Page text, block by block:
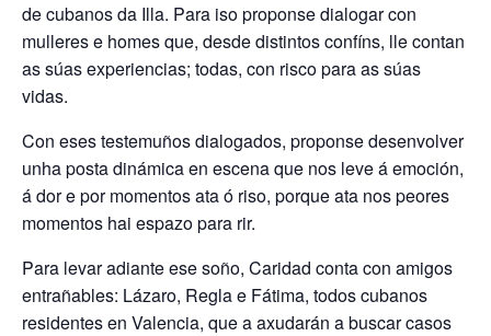
de cubanos da Illa. Para iso proponse dialogar con
mulleres e homes que, desde distintos confíns, lle contan
as súas experiencias; todas, con risco para as súas
vidas.
Con eses testemuños dialogados, proponse desenvolver
unha posta dinámica en escena que nos leve á emoción,
á dor e por momentos ata ó riso, porque ata nos peores
momentos hai espazo para rir.
Para levar adiante ese soño, Caridad conta con amigos
entrañables: Lázaro, Regla e Fátima, todos cubanos
residentes en Valencia, que a axudarán a buscar casos